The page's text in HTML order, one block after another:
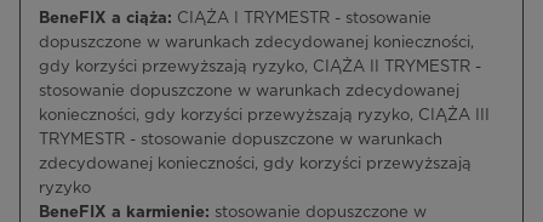
BeneFIX a ciąża: CIĄŻA I TRYMESTR - stosowanie
dopuszczone w warunkach zdecydowanej konieczności,
gdy korzyści przewyższają ryzyko, CIĄŻA II TRYMESTR -
stosowanie dopuszczone w warunkach zdecydowanej
konieczności, gdy korzyści przewyższają ryzyko, CIĄŻA III
TRYMESTR - stosowanie dopuszczone w warunkach
zdecydowanej konieczności, gdy korzyści przewyższają
ryzyko
BeneFIX a karmienie: stosowanie dopuszczone w